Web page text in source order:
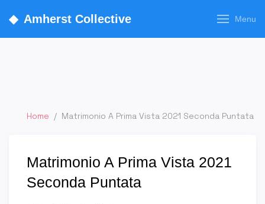
◆ Amherst Collective Menu
Home / Matrimonio A Prima Vista 2021 Seconda Puntata
Matrimonio A Prima Vista 2021
Seconda Puntata